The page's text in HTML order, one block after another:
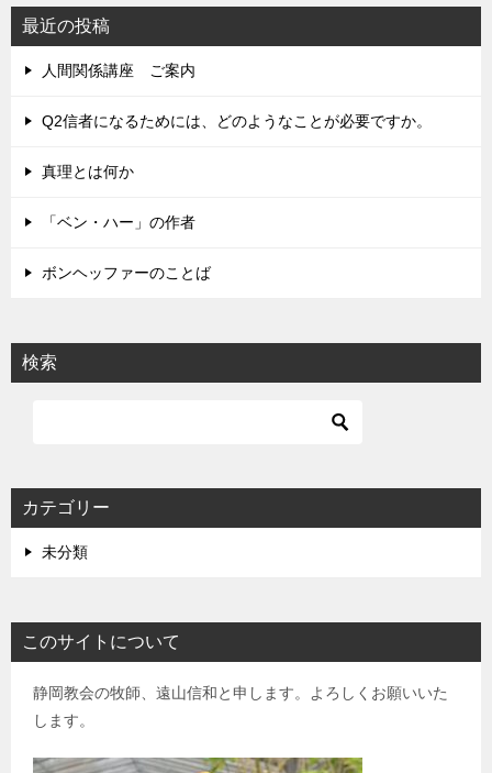
最近の投稿
人間関係講座 ご案内
Q2信者になるためには、どのようなことが必要ですか。
真理とは何か
「ベン・ハー」の作者
ボンヘッファーのことば
検索
カテゴリー
未分類
このサイトについて
静岡教会の牧師、遠山信和と申します。よろしくお願いいた
します。